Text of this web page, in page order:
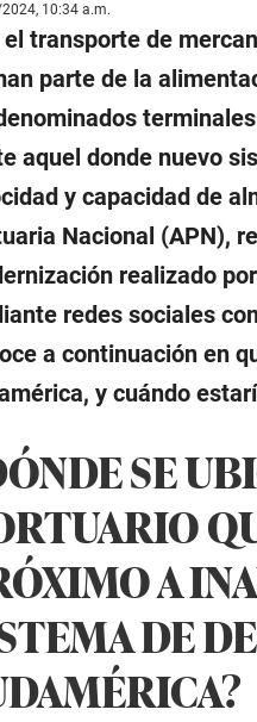
10:34 a.m.
el transporte de
parte de la
aquel donde nuevo
y capacidad de
Nacional (APN),
realizado
redes sociales
a continuación en
y cuándo
SE
A
DE